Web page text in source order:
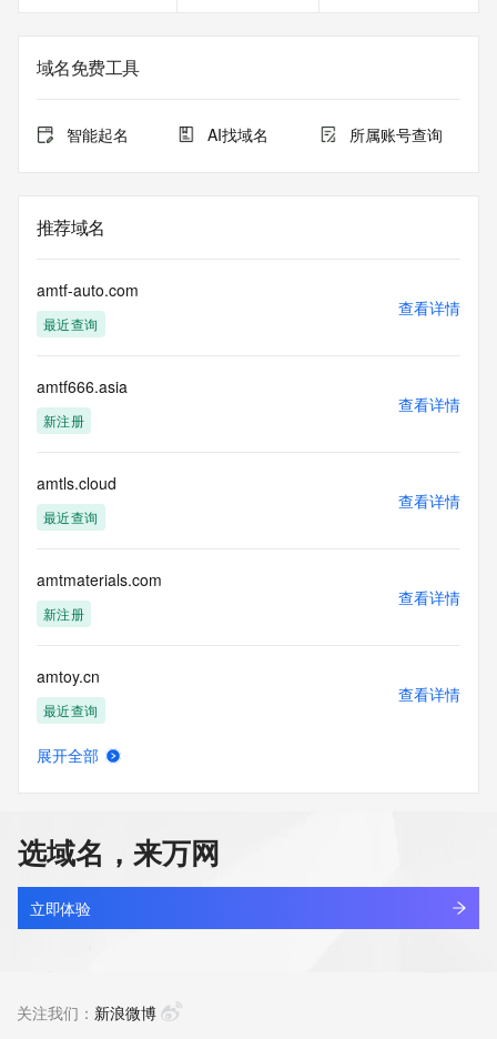
域名免费工具
智能起名 AI找域名 所属账号查询
推荐域名
amtf-auto.com
最近查询
查看详情
amtf666.asia
新注册
查看详情
amtls.cloud
最近查询
查看详情
amtmaterials.com
新注册
查看详情
amtoy.cn
最近查询
查看详情
kingsun.cn
最近查询
查看详情
展开全部
选域名，来万网
立即体验
关注我们： 新浪微博